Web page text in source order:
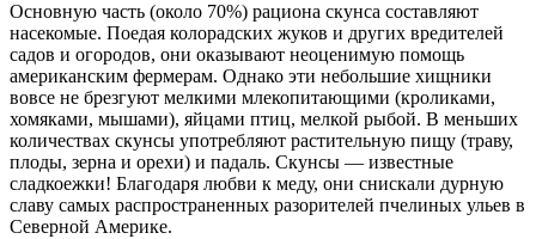
Основную часть (около 70%) рациона скунса составляют
насекомые. Поедая колорадских жуков и других вредителей
садов и огородов, они оказывают неоценимую помощь
американским фермерам. Однако эти небольшие хищники
вовсе не брезгуют мелкими млекопитающими (кроликами,
хомяками, мышами), яйцами птиц, мелкой рыбой. В меньших
количествах скунсы употребляют растительную пищу (траву,
плоды, зерна и орехи) и падаль. Скунсы — известные
сладкоежки! Благодаря любви к меду, они снискали дурную
славу самых распространенных разорителей пчелиных ульев в
Северной Америке.